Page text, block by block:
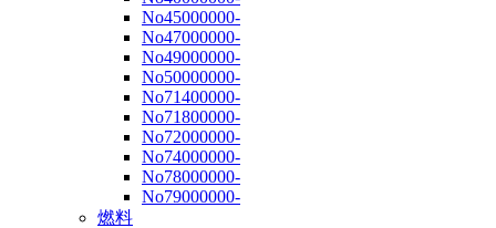
No45000000-
No47000000-
No49000000-
No50000000-
No71400000-
No71800000-
No72000000-
No74000000-
No78000000-
No79000000-
燃料